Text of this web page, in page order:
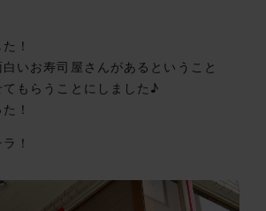
！
いお寿司屋さんがあるということ
もらうことにしました♪
！
！